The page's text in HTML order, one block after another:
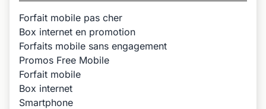
Forfait mobile pas cher
Box internet en promotion
Forfaits mobile sans engagement
Promos Free Mobile
Forfait mobile
Box internet
Smartphone